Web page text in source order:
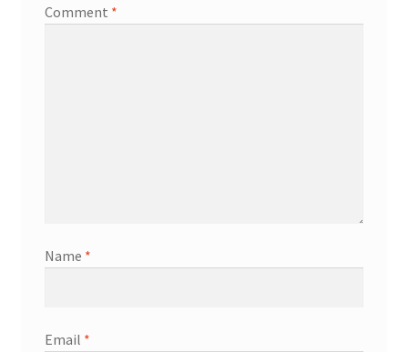
Comment *
Name *
Email *